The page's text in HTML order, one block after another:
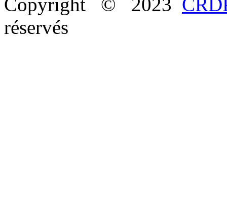
Copyright © 2023
réservés